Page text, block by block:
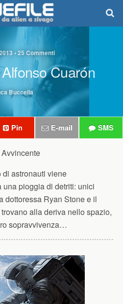
• 25 Commenti
Alfonso Cuarón
Buccella
Pin E-mail SMS
Avvincente
astronauti viene
una pioggia di detriti: unici
dottoressa Ryan Stone e il
alla deriva nello spazio,
sopravvivenza…